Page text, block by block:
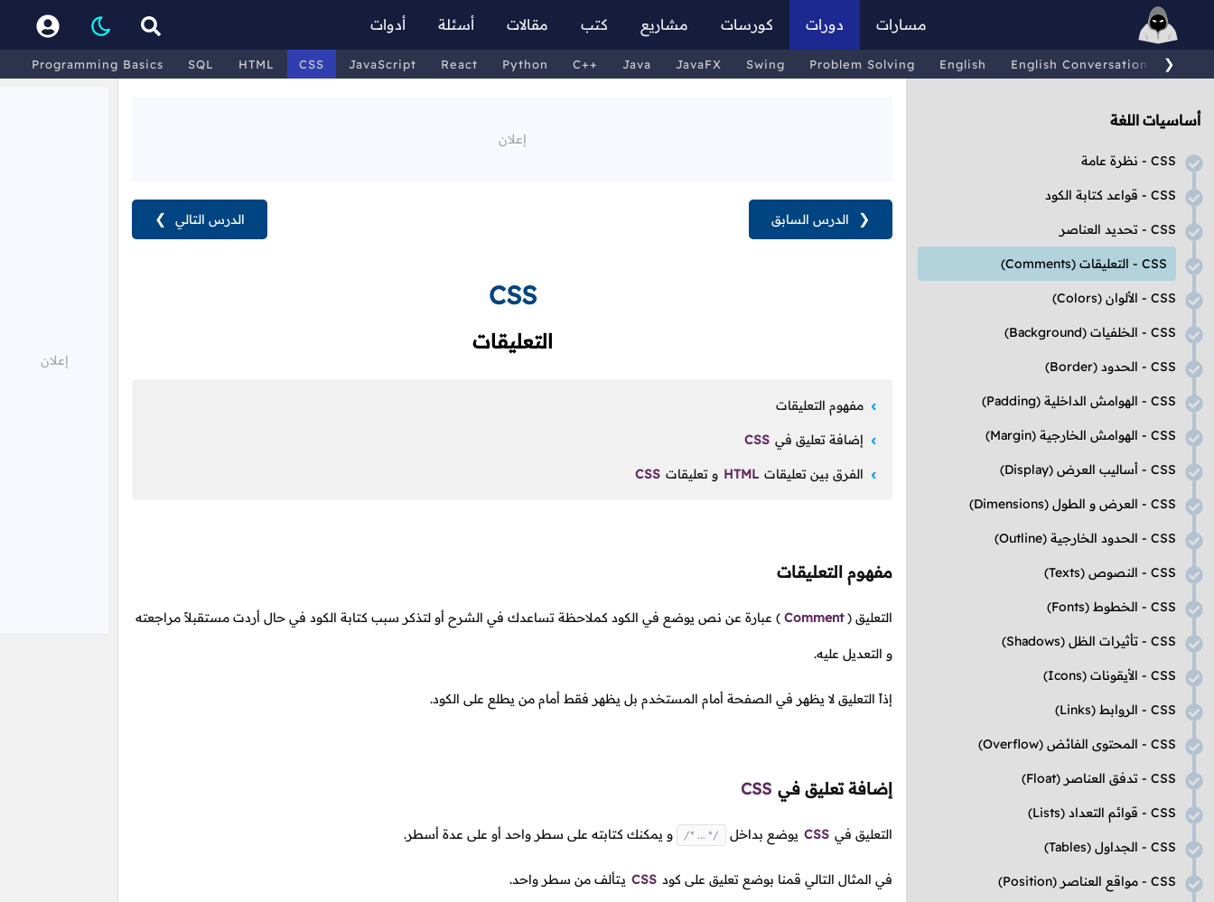
مسارات دورات كورسات مشاريع كتب مقالات أسئلة أدوات
Programming Basics SQL HTML CSS JavaScript React Python C++ Java JavaFX Swing Problem Solving English English Conversations ❯
أساسيات اللغة
CSS - نظرة عامة
CSS - قواعد كتابة الكود
CSS - تحديد العناصر
CSS - التعليقات (Comments)
CSS - الألوان (Colors)
CSS - الخلفيات (Background)
CSS - الحدود (Border)
CSS - الهوامش الداخلية (Padding)
CSS - الهوامش الخارجية (Margin)
CSS - أساليب العرض (Display)
CSS - العرض و الطول (Dimensions)
CSS - الحدود الخارجية (Outline)
CSS - النصوص (Texts)
CSS - الخطوط (Fonts)
CSS - تأثيرات الظل (Shadows)
CSS - الأيقونات (Icons)
CSS - الروابط (Links)
CSS - المحتوى الفائض (Overflow)
CSS - تدفق العناصر (Float)
CSS - قوائم التعداد (Lists)
CSS - الجداول (Tables)
CSS - مواقع العناصر (Position)
الدرس التالي ❯ ❮ الدرس السابق
CSS
التعليقات
مفهوم التعليقات
إضافة تعليق في CSS
الفرق بين تعليقات HTML و تعليقات CSS
مفهوم التعليقات
التعليق (
Comment
) عبارة عن نص يوضع في الكود كملاحظة تساعدك في الشرح أو لتذكر سبب كتابة الكود في حال أردت مستقبلاً مراجعته
و التعديل عليه.
إذاً التعليق لا يظهر في الصفحة أمام المستخدم بل يظهر فقط أمام من يطلع على الكود.
إضافة تعليق في CSS
التعليق في CSS يوضع بداخل /* ... */ و يمكنك كتابته على سطر واحد أو على عدة أسطر.
في المثال التالي قمنا بوضع تعليق على كود CSS يـتألف من سطر واحد.